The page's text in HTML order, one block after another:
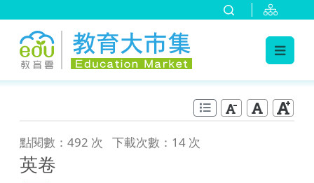
點閱數：492 次 下載次數：14 次
英卷